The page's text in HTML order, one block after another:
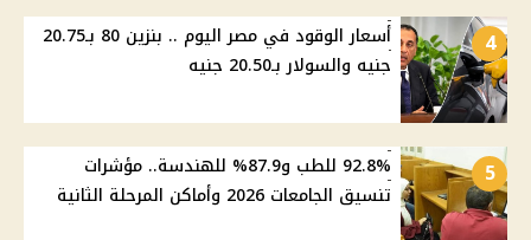
4
أسعار الوقود في مصر اليوم .. بنزين 80 بـ20.75
جنيه والسولار بـ20.50 جنيه
5
92.8% للطب و87.9% للهندسة.. مؤشرات
تنسيق الجامعات 2026 وأماكن المرحلة الثانية